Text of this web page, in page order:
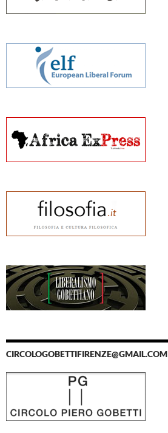
CIRCOLOGOBETTIFIRENZE@GMAIL.COM